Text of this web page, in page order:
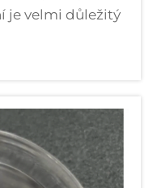
je velmi důležitý
protože
příze, tak rychlost
olej